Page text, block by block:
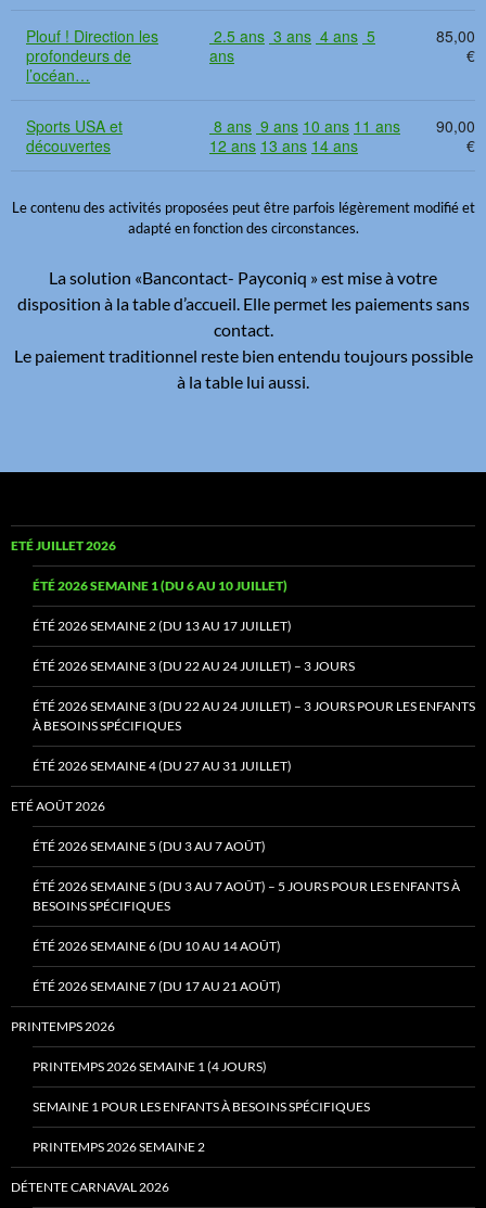
Plouf ! Direction les
profondeurs de
l’océan…
2.5 ans 3 ans 4 ans 5
ans
85,00
€
Sports USA et
découvertes
8 ans 9 ans 10 ans 11 ans
12 ans 13 ans 14 ans
90,00
€
Le contenu des activités proposées peut être parfois légèrement modifié et
adapté en fonction des circonstances.
La solution «Bancontact- Payconiq » est mise à votre
disposition à la table d’accueil. Elle permet les paiements sans
contact.
Le paiement traditionnel reste bien entendu toujours possible
à la table lui aussi.
ETÉ JUILLET 2026
ÉTÉ 2026 SEMAINE 1 (DU 6 AU 10 JUILLET)
ÉTÉ 2026 SEMAINE 2 (DU 13 AU 17 JUILLET)
ÉTÉ 2026 SEMAINE 3 (DU 22 AU 24 JUILLET) – 3 JOURS
ÉTÉ 2026 SEMAINE 3 (DU 22 AU 24 JUILLET) – 3 JOURS POUR LES ENFANTS
À BESOINS SPÉCIFIQUES
ÉTÉ 2026 SEMAINE 4 (DU 27 AU 31 JUILLET)
ETÉ AOÛT 2026
ÉTÉ 2026 SEMAINE 5 (DU 3 AU 7 AOÛT)
ÉTÉ 2026 SEMAINE 5 (DU 3 AU 7 AOÛT) – 5 JOURS POUR LES ENFANTS À
BESOINS SPÉCIFIQUES
ÉTÉ 2026 SEMAINE 6 (DU 10 AU 14 AOÛT)
ÉTÉ 2026 SEMAINE 7 (DU 17 AU 21 AOÛT)
PRINTEMPS 2026
PRINTEMPS 2026 SEMAINE 1 (4 JOURS)
SEMAINE 1 POUR LES ENFANTS À BESOINS SPÉCIFIQUES
PRINTEMPS 2026 SEMAINE 2
DÉTENTE CARNAVAL 2026